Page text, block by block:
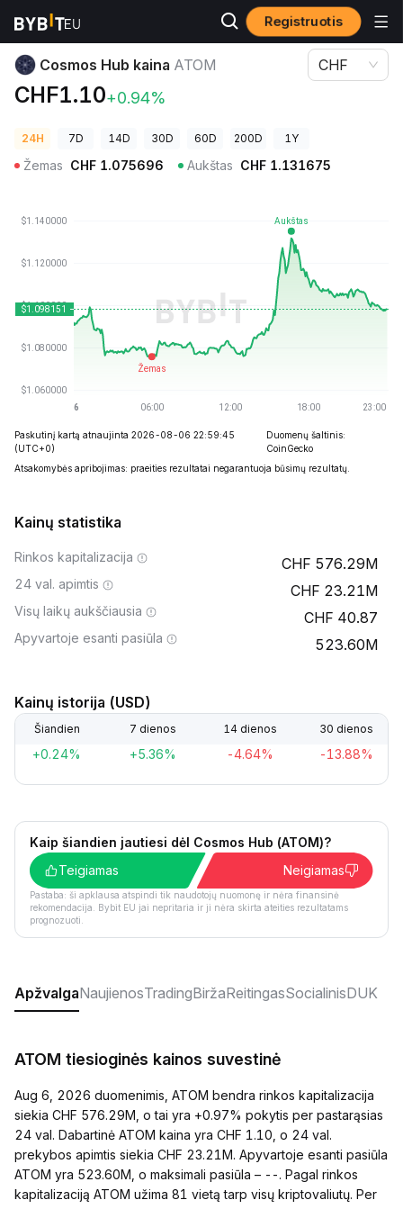
Registruotis
Kriptovaliutų kainos Cosmos Hub kaina ATOM
Cosmos Hub kaina ATOM
CHF1.10+0.94%
CHF
24H 7D 14D 30D 60D 200D 1Y
Žemas CHF 1.075696 Aukštas CHF 1.131675
Paskutinį kartą atnaujinta 2026-08-06 22:59:45
(UTC+0)
Duomenų šaltinis:
CoinGecko
Atsakomybės apribojimas: praeities rezultatai negarantuoja būsimų rezultatų.
Kainų statistika
Rinkos kapitalizacija 576.29M
24 val. apimtis 23.21M
Visų laikų aukščiausia 40.87
Apyvartoje esanti pasiūla 523.60M
Kainų istorija (USD)
Šiandien 7 dienos 14 dienos 30 dienos
+0.24% +5.36% -4.64% -13.88%
Kaip šiandien jautiesi dėl Cosmos Hub (ATOM)?
Teigiamas
Neigiamas
Pastaba: ši apklausa atspindi tik naudotojų nuomonę ir nėra finansinė
rekomendacija. Bybit EU jai nepritaria ir ji nėra skirta ateities rezultatams
prognozuoti.
ApžvalgaNaujienosTradingBiržaReitingasSocialinisDUK
ATOM tiesioginės kainos suvestinė
Aug 6, 2026 duomenimis, ATOM bendra rinkos kapitalizacija
siekia CHF 576.29M, o tai yra +0.97% pokytis per pastarąsias
24 val. Dabartinė ATOM kaina yra CHF 1.10, o 24 val.
prekybos apimtis siekia CHF 23.21M. Apyvartoje esanti pasiūla
ATOM yra 523.60M, o maksimali pasiūla – --. Pagal rinkos
kapitalizaciją ATOM užima 81 vietą tarp visų kriptovaliutų. Per